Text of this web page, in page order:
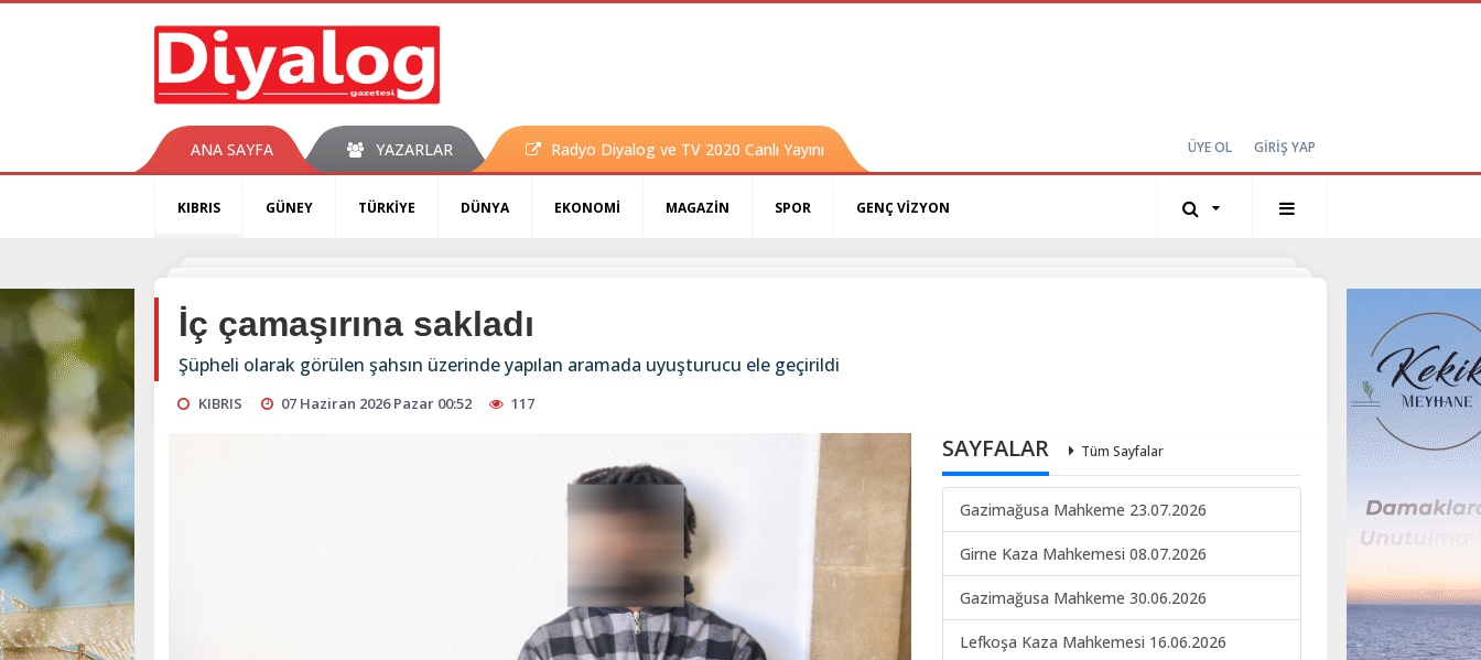
ANA SAYFA YAZARLAR Radyo Diyalog ve TV 2020 Canlı Yayını ÜYE OL GİRİŞ YAP
KIBRIS GÜNEY TÜRKİYE DÜNYA EKONOMİ MAGAZİN SPOR GENÇ VİZYON
İç çamaşırına sakladı
Şüpheli olarak görülen şahsın üzerinde yapılan aramada uyuşturucu ele geçirildi
KIBRIS 07 Haziran 2026 Pazar 00:52 117
SAYFALAR Tüm Sayfalar
Gazimağusa Mahkeme 23.07.2026
Girne Kaza Mahkemesi 08.07.2026
Gazimağusa Mahkeme 30.06.2026
Lefkoşa Kaza Mahkemesi 16.06.2026